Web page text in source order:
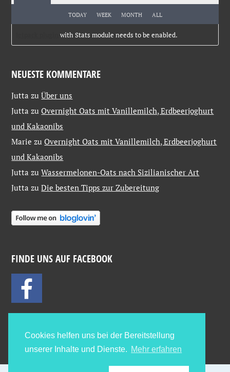
Cookies helfen uns bei der Bereitstellung
unserer Inhalte und Dienste. Mehr erfahren
TODAY WEEK MONTH ALL
with Stats module needs to be enabled.
NEUESTE KOMMENTARE
Jutta zuÜber uns
Jutta zuOvernight Oats mit Vanillemilch, Erdbeerjoghurt
und Kakaonibs
Marie zuOvernight Oats mit Vanillemilch, Erdbeerjoghurt
und Kakaonibs
Jutta zuWassermelonen-Oats nach Sizilianischer Art
Jutta zuDie besten Tipps zur Zubereitung
FINDE UNS AUF FACEBOOK